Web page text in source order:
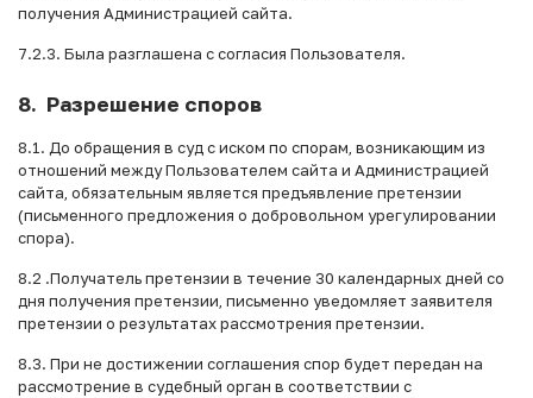
получения Администрацией сайта.
7.2.3. Была разглашена с согласия Пользователя.
8. Разрешение споров
8.1. До обращения в суд с иском по спорам, возникающим из
отношений между Пользователем сайта и Администрацией
сайта, обязательным является предъявление претензии
(письменного предложения о добровольном урегулировании
спора).
8.2 .Получатель претензии в течение 30 календарных дней со
дня получения претензии, письменно уведомляет заявителя
претензии о результатах рассмотрения претензии.
8.3. При не достижении соглашения спор будет передан на
рассмотрение в судебный орган в соответствии с